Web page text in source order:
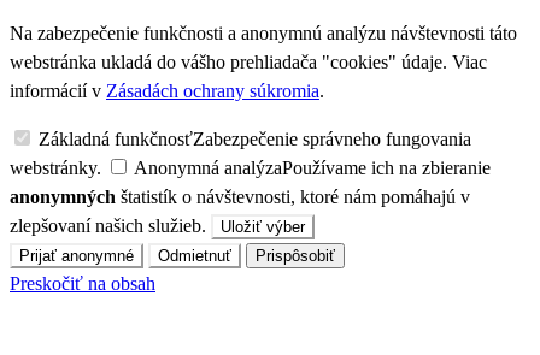
Na zabezpečenie funkčnosti a anonymnú analýzu návštevnosti táto
webstránka ukladá do vášho prehliadača "cookies" údaje. Viac
informácií v Zásadách ochrany súkromia.
Základná funkčnosťZabezpečenie správneho fungovania
webstránky.
Anonymná analýzaPoužívame ich na zbieranie
anonymných štatistík o návštevnosti, ktoré nám pomáhajú v
zlepšovaní našich služieb.
Uložiť výber
Prijať anonymné
Odmietnuť Prispôsobiť
Preskočiť na obsah